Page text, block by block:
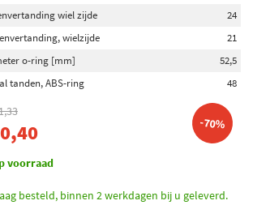
wiel zijde
24
wielzijde
21
o-ring [mm]
52,5
tanden, ABS-ring
48
-70%
voorraad
besteld, binnen 2 werkdagen bij u geleverd.